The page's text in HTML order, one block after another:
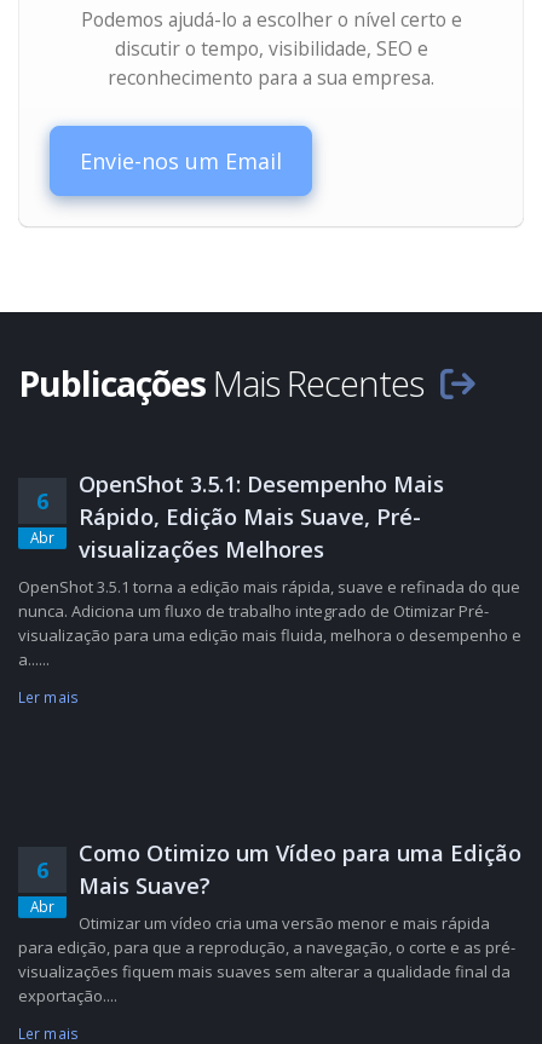
Podemos ajudá-lo a escolher o nível certo e
discutir o tempo, visibilidade, SEO e
reconhecimento para a sua empresa.
Envie-nos um Email
Publicações Mais Recentes
6
Abr
OpenShot 3.5.1: Desempenho Mais
Rápido, Edição Mais Suave, Pré-
visualizações Melhores
OpenShot 3.5.1 torna a edição mais rápida, suave e refinada do que
nunca. Adiciona um fluxo de trabalho integrado de Otimizar Pré-
visualização para uma edição mais fluida, melhora o desempenho e
a......
Ler mais
6
Abr
Como Otimizo um Vídeo para uma Edição
Mais Suave?
Otimizar um vídeo cria uma versão menor e mais rápida
para edição, para que a reprodução, a navegação, o corte e as pré-
visualizações fiquem mais suaves sem alterar a qualidade final da
exportação....
Ler mais